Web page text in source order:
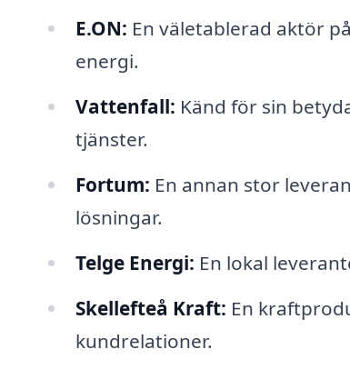
E.ON: En väletablerad aktör
energi.
Vattenfall: Känd för sin
tjänster.
Fortum: En annan stor
lösningar.
Telge Energi: En lokal
Skellefteå Kraft: En
kundrelationer.